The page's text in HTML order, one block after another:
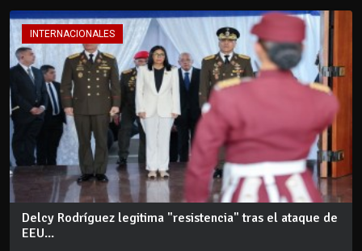
INTERNACIONALES
Delcy Rodríguez legitima "resistencia" tras el ataque de
EEU...